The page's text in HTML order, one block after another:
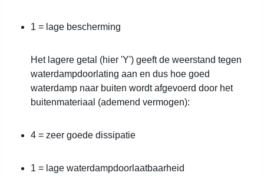
1 = lage bescherming
Het lagere getal (hier 'Y') geeft de weerstand tegen
waterdampdoorlating aan en dus hoe goed
waterdamp naar buiten wordt afgevoerd door het
buitenmateriaal (ademend vermogen):
4 = zeer goede dissipatie
1 = lage waterdampdoorlaatbaarheid